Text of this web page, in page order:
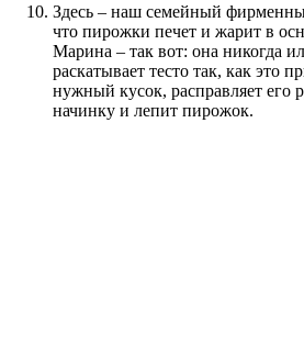
Здесь – наш семейный
что пирожки печет и жарит в
Марина – так вот: она никогда
раскатывает тесто так, как это
нужный кусок, расправляет его
начинку и лепит пирожок.